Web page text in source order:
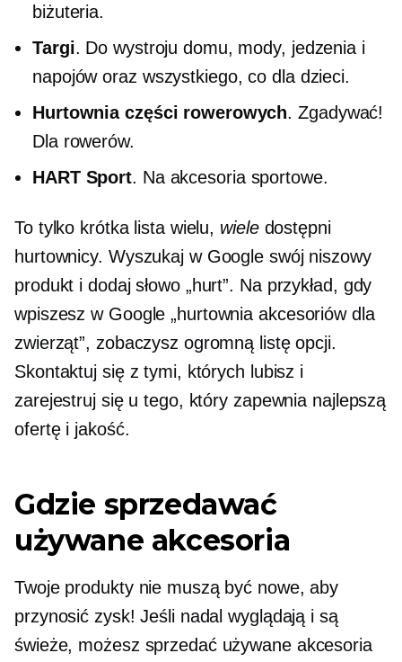
biżuteria.
Targi. Do wystroju domu, mody, jedzenia i
napojów oraz wszystkiego, co dla dzieci.
Hurtownia części rowerowych. Zgadywać!
Dla rowerów.
HART Sport. Na akcesoria sportowe.
To tylko krótka lista wielu, wieledostępni
hurtownicy. Wyszukaj w Google swój niszowy
produkt i dodaj słowo „hurt”. Na przykład, gdy
wpiszesz w Google „hurtownia akcesoriów dla
zwierząt”, zobaczysz ogromną listę opcji.
Skontaktuj się z tymi, których lubisz i
zarejestruj się u tego, który zapewnia najlepszą
ofertę i jakość.
Gdzie sprzedawać
używane akcesoria
Twoje produkty nie muszą być nowe, aby
przynosić zysk! Jeśli nadal wyglądają i są
świeże, możesz sprzedać używane akcesoria